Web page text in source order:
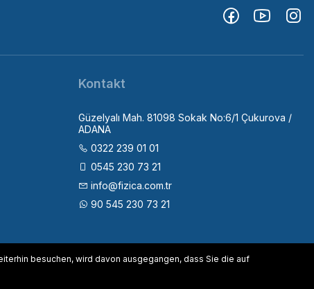
Kontakt
Güzelyalı Mah. 81098 Sokak No:6/1 Çukurova /
ADANA
0322 239 01 01
0545 230 73 21
info@fizica.com.tr
90 545 230 73 21
besuchen, wird davon ausgegangen, dass Sie die auf